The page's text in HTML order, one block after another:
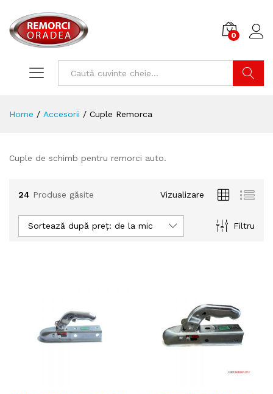
0
Home / Accesorii / Cuple Remorca
Cuple de schimb pentru remorci auto.
24 Produse găsite Vizualizare
Filtru
Sortează după preț: de la mic la mare